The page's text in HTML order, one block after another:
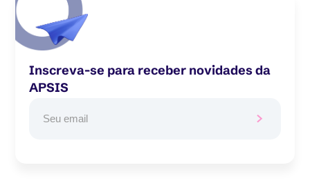
Inscreva-se para receber novidades da
APSIS